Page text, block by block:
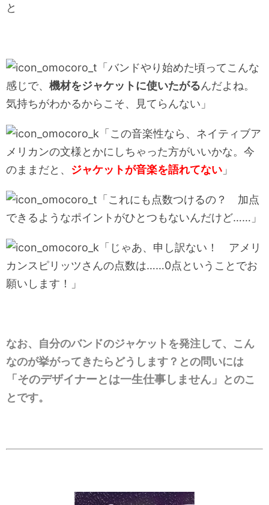
と
「バンドやり始めた頃ってこんな
感じで、 機材をジャケットに使いたがるんだよね。
気持ちがわかるからこそ、見てらんない」
「この音楽性なら、ネイティブア
メリカンの文様とかにしちゃった方がいいかな。今
のままだと、 ジャケットが音楽を語れてない 」
「これにも点数つけるの？ 加点
できるようなポイントがひとつもないんだけど……」
「じゃあ、申し訳ない！ アメリ
カンスピリッツさんの点数は……0点ということでお
願いします！」
なお、自分のバンドのジャケットを発注して、こん
なのが挙がってきたらどうします？との問いには
「そのデザイナーとは一生仕事しません」
とのこ
とです。